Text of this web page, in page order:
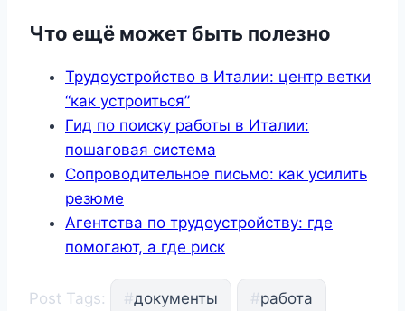
Что ещё может быть полезно
Трудоустройство в Италии: центр ветки
“как устроиться”
Гид по поиску работы в Италии:
пошаговая система
Сопроводительное письмо: как усилить
резюме
Агентства по трудоустройству: где
помогают, а где риск
Post Tags: #документы #работа